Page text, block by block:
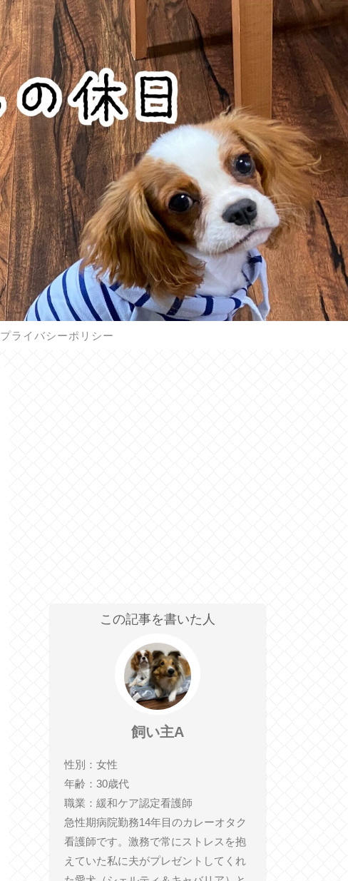
プライバシーポリシー
この記事を書いた人
飼い主A
性別：女性
年齢：30歳代
職業：緩和ケア認定看護師
急性期病院勤務14年目のカレーオタク
看護師です。激務で常にストレスを抱
えていた私に夫がプレゼントしてくれ